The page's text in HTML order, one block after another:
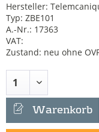
Hersteller:
Typ: ZBE101
A.-Nr.: 17363
VAT:
Zustand: neu ohne
Warenkorb